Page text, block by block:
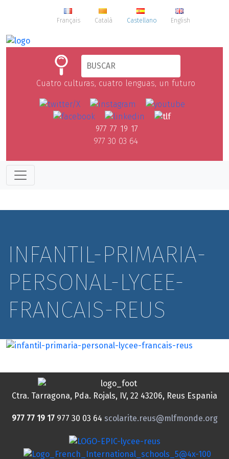
Français Català Castellano English
Cuatro culturas, cuatro lenguas, un futuro
977 77 19 17
977 30 03 64
INFANTIL-PRIMARIA-
PERSONAL-LYCEE-
FRANCAIS-REUS
Ctra. Tarragona, Pda. Rojals, IV, 22 43206, Reus Espania
977 77 19 17 977 30 03 64 scolarite.reus@mlfmonde.org